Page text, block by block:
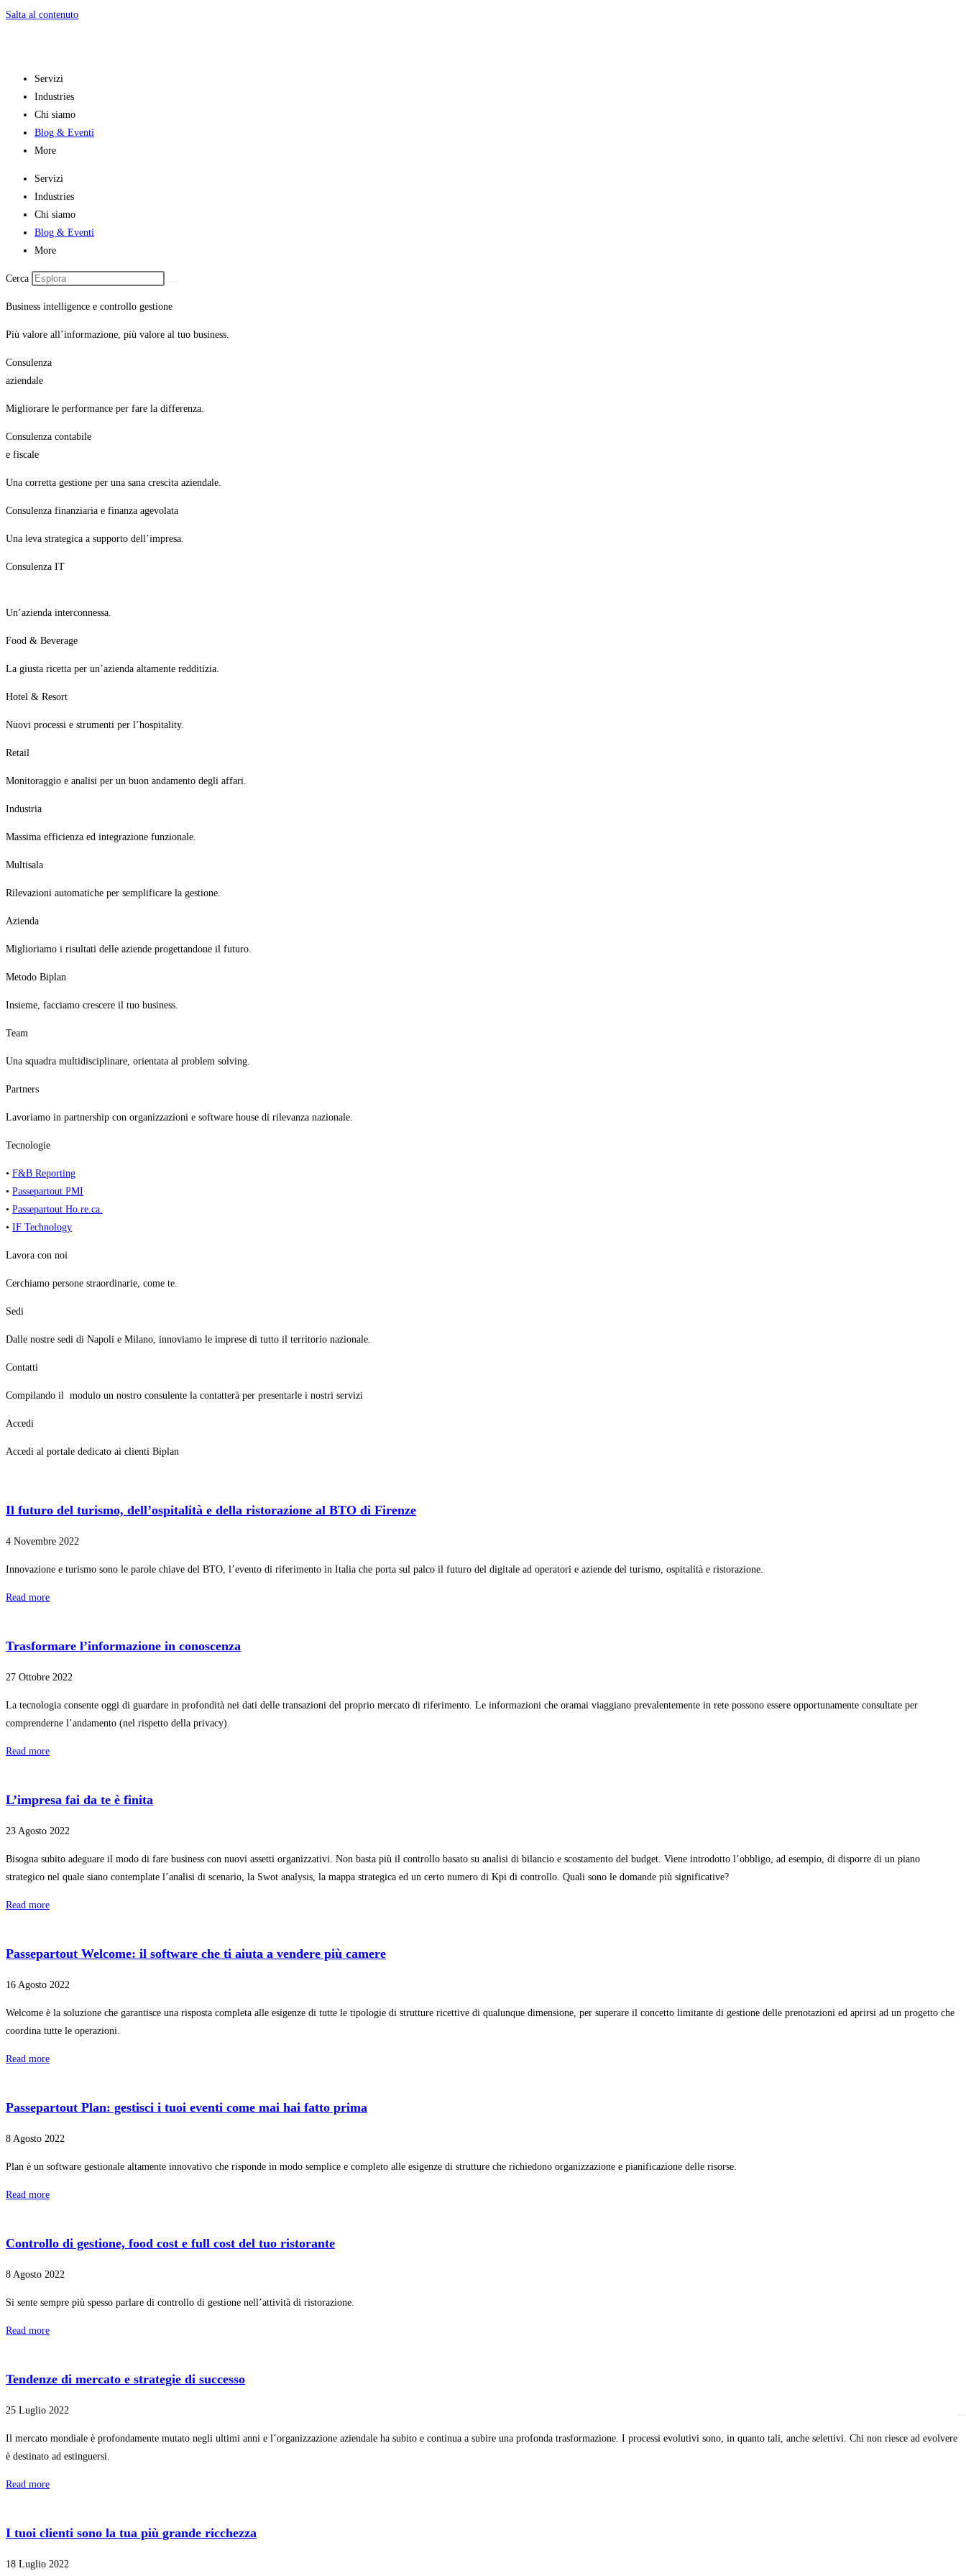
Salta al contenuto
Servizi
Industries
Chi siamo
Blog & Eventi
More
Servizi
Industries
Chi siamo
Blog & Eventi
More
Cerca
Business intelligence e controllo gestione
Più valore all’informazione, più valore al tuo business.
Consulenza
aziendale
Migliorare le performance per fare la differenza.
Consulenza contabile
e fiscale
Una corretta gestione per una sana crescita aziendale.
Consulenza finanziaria e finanza agevolata
Una leva strategica a supporto dell’impresa.
Consulenza IT
Un’azienda interconnessa.
Food & Beverage
La giusta ricetta per un’azienda altamente redditizia.
Hotel & Resort
Nuovi processi e strumenti per l’hospitality.
Retail
Monitoraggio e analisi per un buon andamento degli affari.
Industria
Massima efficienza ed integrazione funzionale.
Multisala
Rilevazioni automatiche per semplificare la gestione.
Azienda
Miglioriamo i risultati delle aziende progettandone il futuro.
Metodo Biplan
Insieme, facciamo crescere il tuo business.
Team
Una squadra multidisciplinare, orientata al problem solving.
Partners
Lavoriamo in partnership con organizzazioni e software house di rilevanza nazionale.
Tecnologie
• F&B Reporting
• Passepartout PMI
• Passepartout Ho.re.ca.
• IF Technology
Lavora con noi
Cerchiamo persone straordinarie, come te.
Sedi
Dalle nostre sedi di Napoli e Milano, innoviamo le imprese di tutto il territorio nazionale.
Contatti
Compilando il modulo un nostro consulente la contatterà per presentarle i nostri servizi
Accedi
Accedi al portale dedicato ai clienti Biplan
Il futuro del turismo, dell’ospitalità e della ristorazione al BTO di Firenze
4 Novembre 2022
Innovazione e turismo sono le parole chiave del BTO, l’evento di riferimento in Italia che porta sul palco il futuro del digitale ad operatori e aziende del turismo, ospitalità e ristorazione.
Read more
Trasformare l’informazione in conoscenza
27 Ottobre 2022
La tecnologia consente oggi di guardare in profondità nei dati delle transazioni del proprio mercato di riferimento. Le informazioni che oramai viaggiano prevalentemente in rete possono essere opportunamente consultate per
comprenderne l’andamento (nel rispetto della privacy).
Read more
L’impresa fai da te è finita
23 Agosto 2022
Bisogna subito adeguare il modo di fare business con nuovi assetti organizzativi. Non basta più il controllo basato su analisi di bilancio e scostamento del budget. Viene introdotto l’obbligo, ad esempio, di disporre di un piano
strategico nel quale siano contemplate l’analisi di scenario, la Swot analysis, la mappa strategica ed un certo numero di Kpi di controllo. Quali sono le domande più significative?
Read more
Passepartout Welcome: il software che ti aiuta a vendere più camere
16 Agosto 2022
Welcome è la soluzione che garantisce una risposta completa alle esigenze di tutte le tipologie di strutture ricettive di qualunque dimensione, per superare il concetto limitante di gestione delle prenotazioni ed aprirsi ad un progetto che
coordina tutte le operazioni.
Read more
Passepartout Plan: gestisci i tuoi eventi come mai hai fatto prima
8 Agosto 2022
Plan è un software gestionale altamente innovativo che risponde in modo semplice e completo alle esigenze di strutture che richiedono organizzazione e pianificazione delle risorse.
Read more
Controllo di gestione, food cost e full cost del tuo ristorante
8 Agosto 2022
Si sente sempre più spesso parlare di controllo di gestione nell’attività di ristorazione.
Read more
Tendenze di mercato e strategie di successo
25 Luglio 2022
Il mercato mondiale è profondamente mutato negli ultimi anni e l’organizzazione aziendale ha subito e continua a subire una profonda trasformazione. I processi evolutivi sono, in quanto tali, anche selettivi. Chi non riesce ad evolvere
è destinato ad estinguersi.
Read more
I tuoi clienti sono la tua più grande ricchezza
18 Luglio 2022